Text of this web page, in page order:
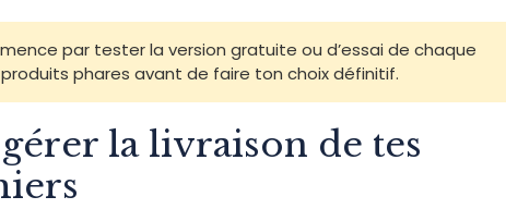
par tester la version gratuite ou d’essai de chaque
phares avant de faire ton choix définitif.
la livraison de tes